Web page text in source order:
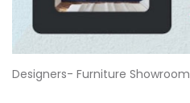
Designers- Furniture Showroom